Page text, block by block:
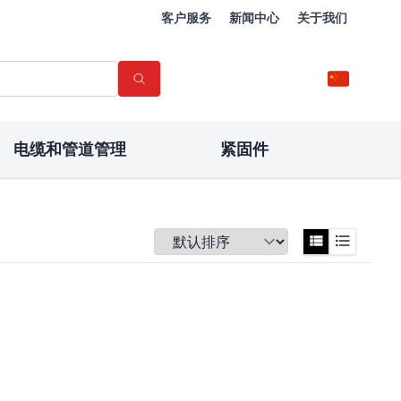
客户服务 新闻中心 关于我们
电缆和管道管理 紧固件
排序